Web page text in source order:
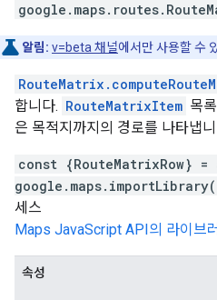
google.maps.routes.
알림: v=beta 채널에서만 사용할 수
합니다. RouteMatrixItem 목
은 목적지까지의 경로를 나타냅
const {RouteMatrixRow} =
세스
Maps JavaScript API의 라이브
속성